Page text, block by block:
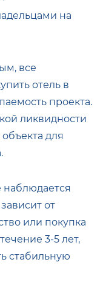
на
все
отель в
проекта.
ликвидности
для
от
или покупка
3-5 лет,
стабильную